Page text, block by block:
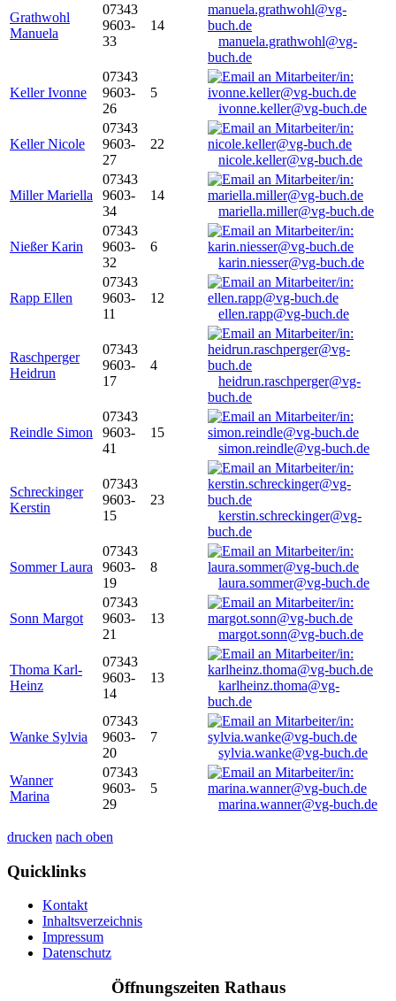
Grathwohl
Manuela
07343
9603-
33
14
manuela.grathwohl@vg-
buch.de
Keller Ivonne
07343
9603-
26
5
ivonne.keller@vg-buch.de
Keller Nicole
07343
9603-
27
22
nicole.keller@vg-buch.de
Miller Mariella
07343
9603-
34
14
mariella.miller@vg-buch.de
Nießer Karin
07343
9603-
32
6
karin.niesser@vg-buch.de
Rapp Ellen
07343
9603-
11
12
ellen.rapp@vg-buch.de
Raschperger
Heidrun
07343
9603-
17
4
heidrun.raschperger@vg-
buch.de
Reindle Simon
07343
9603-
41
15
simon.reindle@vg-buch.de
Schreckinger
Kerstin
07343
9603-
15
23
kerstin.schreckinger@vg-
buch.de
Sommer Laura
07343
9603-
19
8
laura.sommer@vg-buch.de
Sonn Margot
07343
9603-
21
13
margot.sonn@vg-buch.de
Thoma Karl-
Heinz
07343
9603-
14
13
karlheinz.thoma@vg-
buch.de
Wanke Sylvia
07343
9603-
20
7
sylvia.wanke@vg-buch.de
Wanner
Marina
07343
9603-
29
5
marina.wanner@vg-buch.de
drucken nach oben
Quicklinks
Kontakt
Inhaltsverzeichnis
Impressum
Datenschutz
Öffnungszeiten Rathaus